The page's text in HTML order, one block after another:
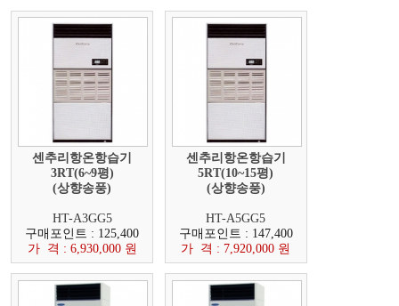
센추리항온항습기
3RT(6~9평)
(상향송풍)
HT-A3GG5
구매포인트 : 125,400
가 격 : 6,930,000 원
센추리항온항습기
5RT(10~15평)
(상향송풍)
HT-A5GG5
구매포인트 : 147,400
가 격 : 7,920,000 원